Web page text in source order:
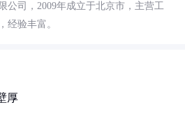
公司，2009年成立于北京市，主营工
经验丰富。
厚